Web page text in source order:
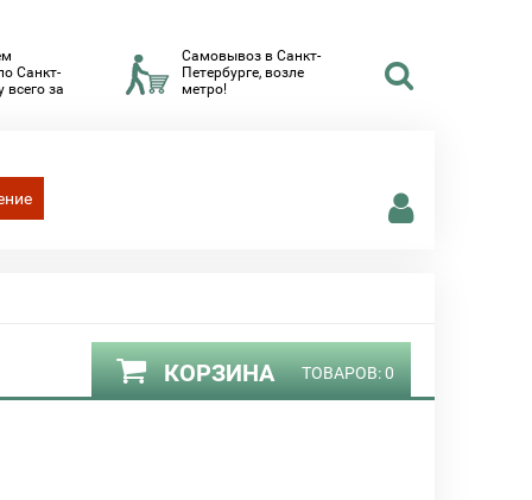
Самовывоз в Санкт-
Петербурге, возле
метро!
Санкт-
всего за
КОРЗИНА ТОВАРОВ:0